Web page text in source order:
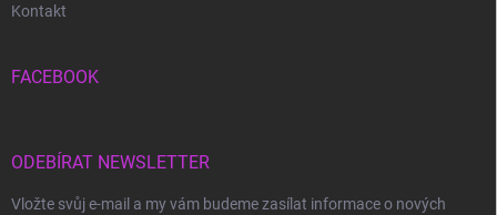
Kontakt
FACEBOOK
ODEBÍRAT NEWSLETTER
Vložte svůj e-mail a my vám budeme zasílat informace o nových